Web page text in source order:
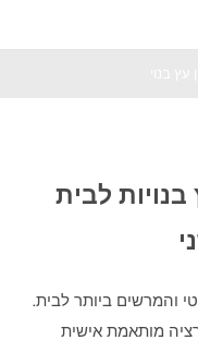
בנויות לבית
והמרשים ביותר לבית.
מותאמת אישית